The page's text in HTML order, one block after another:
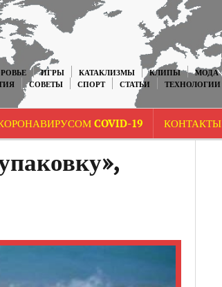
ИГРЫ КАТАКЛИЗМЫ КЛИПЫ МОДА
СОВЕТЫ СПОРТ СТАТЬИ ТЕХНОЛОГИИ
COVID-19 КОНТАКТЫ